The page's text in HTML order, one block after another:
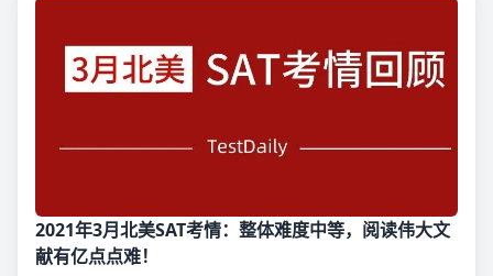
2021年3月北美SAT考情：整体难度中等，阅读伟大文
献有亿点点难！